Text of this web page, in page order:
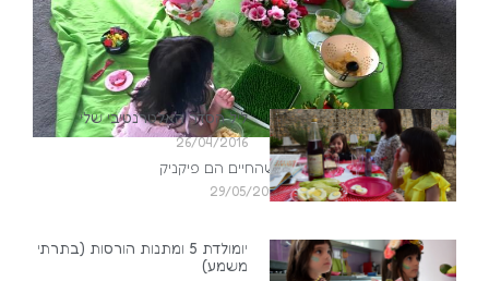
מסתבר שהחיים הם פיקניק
29/05/2015
ליל הסדר האלטרנטיבי שלי
26/04/2016
יומולדת 5 ומתנות הורסות (בתרתי
משמע)